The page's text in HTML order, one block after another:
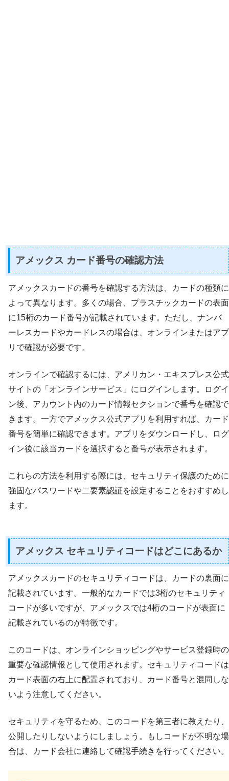
アメックス カード番号の確認方法
アメックスカードの番号を確認する方法は、カードの種類に
よって異なります。多くの場合、プラスチックカードの表面
に15桁のカード番号が記載されています。ただし、ナンバ
ーレスカードやカードレスの場合は、オンラインまたはアプ
リで確認が必要です。
オンラインで確認するには、アメリカン・エキスプレス公式
サイトの「オンラインサービス」にログインします。ログイ
ン後、アカウント内のカード情報セクションで番号を確認で
きます。一方でアメックス公式アプリを利用すれば、カード
番号を簡単に確認できます。アプリをダウンロードし、ログ
イン後に該当カードを選択すると番号が表示されます。
これらの方法を利用する際には、セキュリティ保護のために
強固なパスワードや二要素認証を設定することをおすすめし
ます。
アメックス セキュリティコードはどこにあるか
アメックスカードのセキュリティコードは、カードの裏面に
記載されています。一般的なカードでは3桁のセキュリティ
コードが多いですが、アメックスでは4桁のコードが表面に
記載されているのが特徴です。
このコードは、オンラインショッピングやサービス登録時の
重要な確認情報として使用されます。セキュリティコードは
カード表面の右上に配置されており、カード番号と混同しな
いよう注意してください。
セキュリティを守るため、このコードを第三者に教えたり、
公開したりしないようにしましょう。もしコードが不明な場
合は、カード会社に連絡して確認手続きを行ってください。